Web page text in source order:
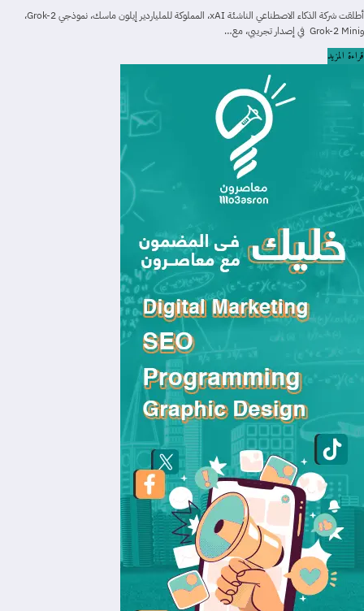
أطلقت شركة الذكاء الاصطناعي الناشئة xAI، المملوكة للملياردير إيلون ماسك، نموذجي Grok-2،
وGrok-2 Mini في إصدار تجريبي، مع…
قراءة المزيد